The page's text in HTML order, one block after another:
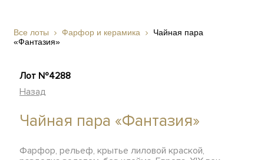
Все лоты Фарфор и керамика
Чайная пара
«Фантазия»
Лот №4288
Назад
Чайная пара «Фантазия»
Фарфор, рельеф, крытье лиловой краской,